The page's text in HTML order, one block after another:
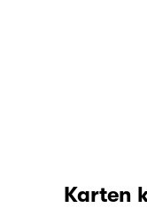
Karten